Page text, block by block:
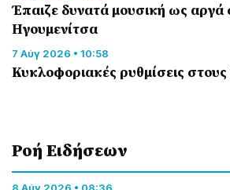
Έπαιζε δυνατά μουσική ως αργά
Ηγουμενίτσα
7 Αύγ 2026 • 10:58
Κυκλοφοριακές ρυθμίσεις
Ροή Eιδήσεων